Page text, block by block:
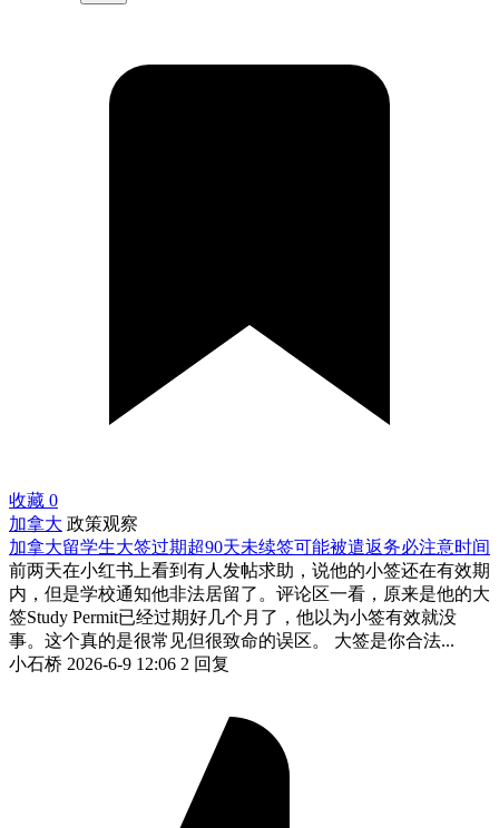
收藏 0
加拿大 政策观察
加拿大留学生大签过期超90天未续签可能被遣返务必注意时间
前两天在小红书上看到有人发帖求助，说他的小签还在有效期
内，但是学校通知他非法居留了。评论区一看，原来是他的大
签Study Permit已经过期好几个月了，他以为小签有效就没
事。这个真的是很常见但很致命的误区。 大签是你合法...
小石桥 2026-6-9 12:06 2 回复